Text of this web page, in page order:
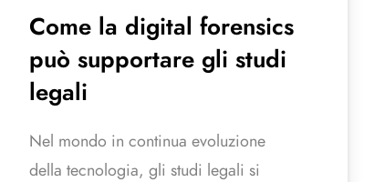
Come la digital forensics
può supportare gli studi
legali
Nel mondo in continua evoluzione
della tecnologia, gli studi legali si